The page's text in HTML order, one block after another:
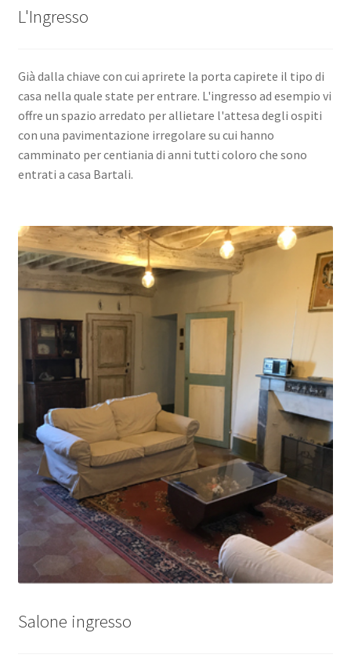
L'Ingresso
Già dalla chiave con cui aprirete la porta capirete il tipo di
casa nella quale state per entrare. L'ingresso ad esempio vi
offre un spazio arredato per allietare l'attesa degli ospiti
con una pavimentazione irregolare su cui hanno
camminato per centiania di anni tutti coloro che sono
entrati a casa Bartali.
Salone ingresso